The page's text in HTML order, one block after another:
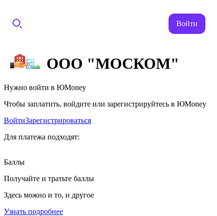
Войти
ООО "МОСКОМ"
Нужно войти в ЮMoney
Чтобы заплатить, войдите или зарегистрируйтесь в ЮMoney
ВойтиЗарегистрироваться
Для платежа подходят:
Баллы
Получайте и тратьте баллы
Здесь можно и то, и другое
Узнать подробнее